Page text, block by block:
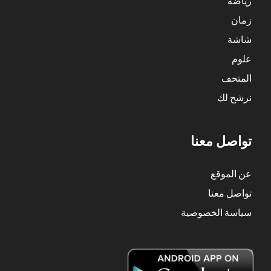
زمان
شاشة
علوم
المتحف
نرشح لك
تواصل معنا
عن الموقع
تواصل معنا
سياسة الخصوصية